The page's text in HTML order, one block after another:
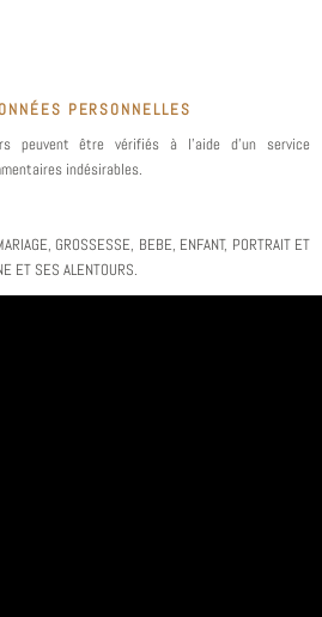
PERSONNELLES
peuvent être vérifiés à l’aide d’un service
indésirables.
GROSSESSE, BEBE, ENFANT, PORTRAIT ET
ET SES ALENTOURS.